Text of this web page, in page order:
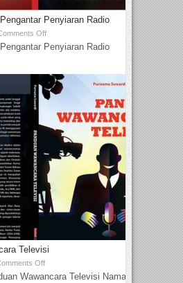
Penyiaran Radio
Off
Penyiaran Radio
Televisi
Off
Wawancara Televisi Nama